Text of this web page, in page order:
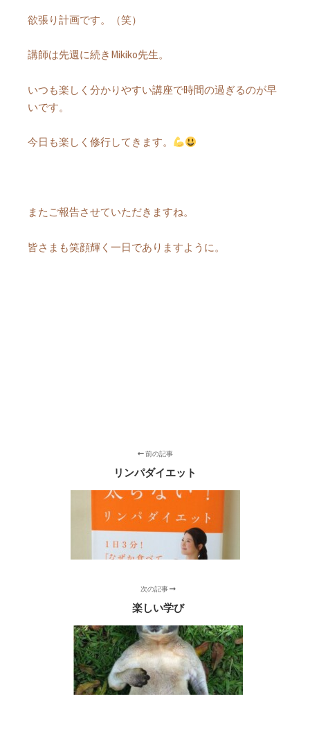
欲張り計画です。（笑）
講師は先週に続きMikiko先生。
いつも楽しく分かりやすい講座で時間の過ぎるのが早
いです。
今日も楽しく修行してきます。
またご報告させていただきますね。
皆さまも笑顔輝く一日でありますように。
前の記事
リンパダイエット
次の記事
楽しい学び